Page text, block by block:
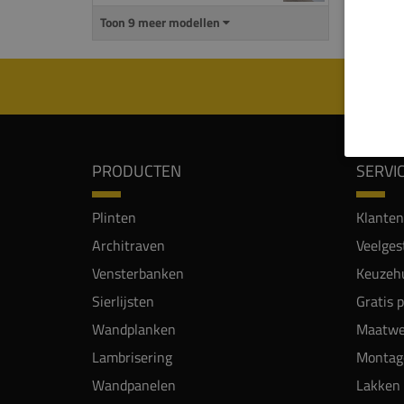
Toon 9 meer modellen
PRODUCTEN
Plinten
Architraven
Vensterbanken
Sierlijsten
Wandplanken
Lambrisering
Wandpanelen
Gratis